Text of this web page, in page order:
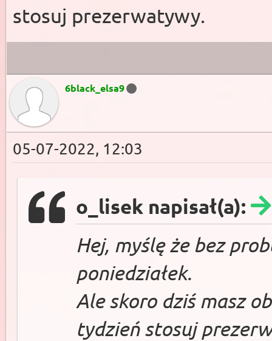
stosuj prezerwatywy.
6black_elsa9
05-07-2022, 12:03
o_lisek napisał(a):
Hej, myślę że bez
poniedziałek.
Ale skoro dziś masz
tydzień stosuj